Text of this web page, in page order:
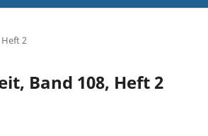
Heft 2
Band 108, Heft 2